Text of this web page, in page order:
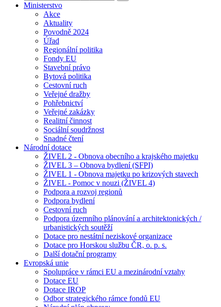
Ministerstvo
Akce
Aktuality
Povodně 2024
Úřad
Regionální politika
Fondy EU
Stavební právo
Bytová politika
Cestovní ruch
Veřejné dražby
Pohřebnictví
Veřejné zakázky
Realitní činnost
Sociální soudržnost
Snadné čtení
Národní dotace
ŽIVEL 2 - Obnova obecního a krajského majetku
ŽIVEL 3 – Obnova bydlení (SFPI)
ŽIVEL 1 - Obnova majetku po krizových stavech
ŽIVEL - Pomoc v nouzi (ŽIVEL 4)
Podpora a rozvoj regionů
Podpora bydlení
Cestovní ruch
Podpora územního plánování a architektonických /
urbanistických soutěží
Dotace pro nestátní neziskové organizace
Dotace pro Horskou službu ČR, o. p. s.
Další dotační programy
Evropská unie
Spolupráce v rámci EU a mezinárodní vztahy
Dotace EU
Dotace IROP
Odbor strategického rámce fondů EU